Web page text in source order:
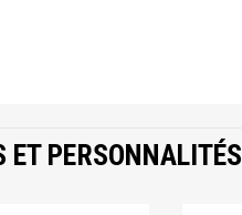
ET PERSONNALITÉS